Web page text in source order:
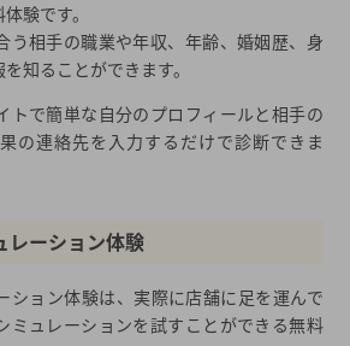
験です。
う相手の職業や年収、年齢、婚姻歴、身
知ることができます。
トで簡単な自分のプロフィールと相手の
の連絡先を入力するだけで診断できま
レーション体験
ション体験は、実際に店舗に足を運んで
ミュレーションを試すことができる無料